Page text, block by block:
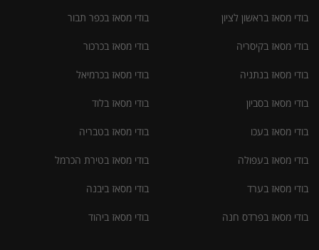
בודי מסאז בראשון לציון
בודי מסאז בקיסריה
בודי מסאז בנתניה
בודי מסאז בסביון
בודי מסאז בעכו
בודי מסאז בעפולה
בודי מסאז בערד
בודי מסאז בפרדס חנה
בודי מסאז בכפר תבור
בודי מסאז בכרכור
בודי מסאז בכרמיאל
בודי מסאז בלוד
בודי מסאז בטבריה
בודי מסאז בטירת הכרמל
בודי מסאז ביבנה
בודי מסאז ביהוד